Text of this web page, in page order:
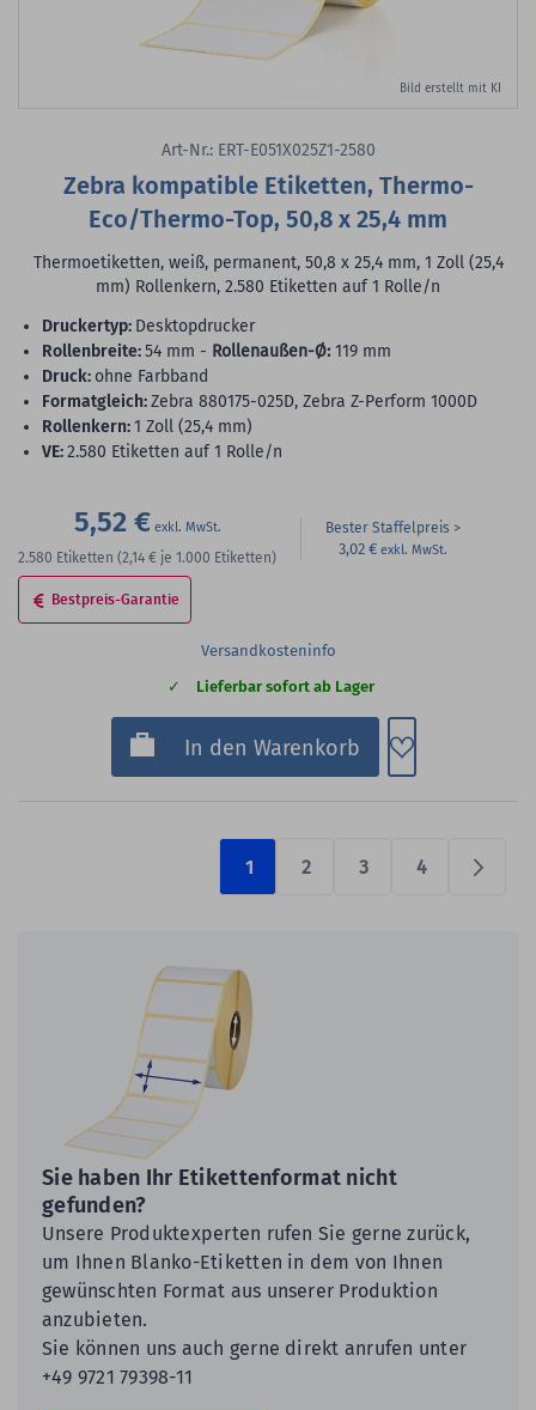
Bild erstellt mit KI
Art-Nr.: ERT-E051X025Z1-2580
Zebra kompatible Etiketten, Thermo-
Eco/Thermo-Top, 50,8 x 25,4 mm
Thermoetiketten, weiß, permanent, 50,8 x 25,4 mm, 1 Zoll (25,4
mm) Rollenkern, 2.580 Etiketten auf 1 Rolle/n
Druckertyp: Desktopdrucker
Rollenbreite:54 mm - Rollenaußen-Ø: 119 mm
Druck: ohne Farbband
Formatgleich:Zebra 880175-025D, Zebra Z-Perform 1000D
Rollenkern:1 Zoll (25,4 mm)
VE:2.580 Etiketten auf 1 Rolle/n
5,52 €
2.580 Etiketten (2,14 € je 1.000 Etiketten)
Bester Staffelpreis
3,02 €
Bestpreis-Garantie
Versandkosteninfo
Lieferbar sofort ab Lager
In den Warenkorb Zum
1 2 3 4
Sie haben Ihr Etikettenformat nicht
gefunden?
Unsere Produktexperten rufen Sie gerne zurück,
um Ihnen Blanko-Etiketten in dem von Ihnen
gewünschten Format aus unserer Produktion
anzubieten.
Sie können uns auch gerne direkt anrufen unter
+49 9721 79398-11